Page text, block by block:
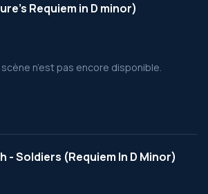
Requiem in D minor)
n’est pas encore disponible.
- Soldiers (Requiem In D Minor)